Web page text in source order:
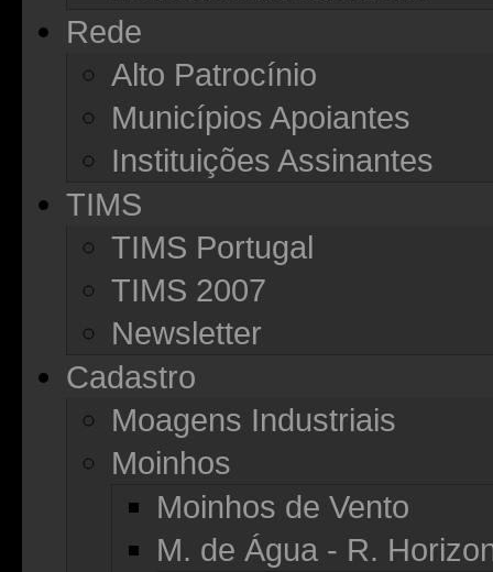
Rede
Alto Patrocínio
Municípios Apoiantes
Instituições Assinantes
TIMS
TIMS Portugal
TIMS 2007
Newsletter
Cadastro
Moagens Industriais
Moinhos
Moinhos de Vento
M. de Água - R.